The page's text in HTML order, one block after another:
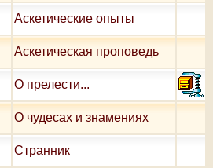
Аскетические опыты
Аскетическая проповедь
О прелести...
О чудесах и знамениях
Странник